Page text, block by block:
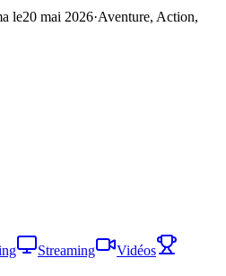
le20 mai 2026·Aventure, Action,
Streaming
Vidéos